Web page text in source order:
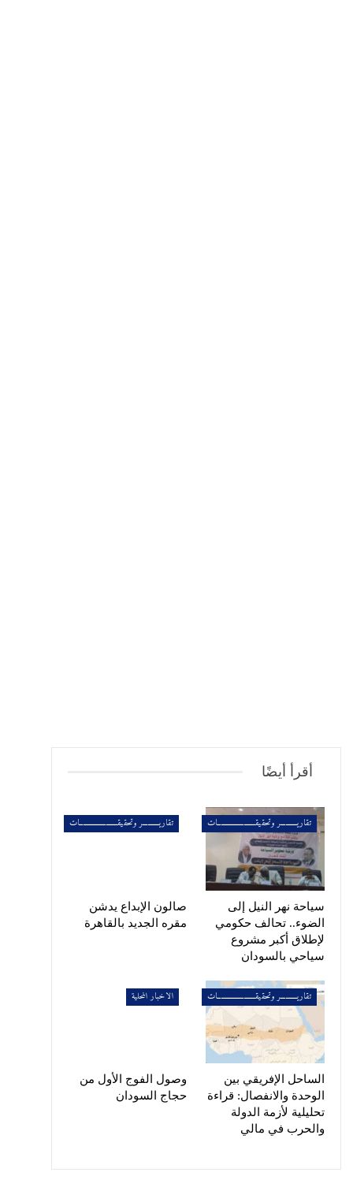
أقرأ أيضًا
تقاريــــــــــر وتحقيقـــــــــــــــــــــــات
سياحة نهر النيل إلى
الضوء.. تحالف حكومي
لإطلاق أكبر مشروع
سياحي بالسودان
تقاريــــــــــر وتحقيقـــــــــــــــــــــــات
صالون الإبداع يدشن
مقره الجديد بالقاهرة
تقاريــــــــــر وتحقيقـــــــــــــــــــــــات
الساحل الإفريقي بين
الوحدة والانفصال: قراءة
تحليلية لأزمة الدولة
والحرب في مالي
الاخبار المحلية
وصول الفوج الأول من
حجاج السودان